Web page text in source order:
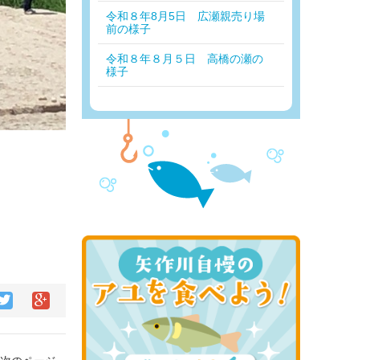
令和８年8月5日 広瀬親売り場
前の様子
令和８年８月５日 高橋の瀬の
様子